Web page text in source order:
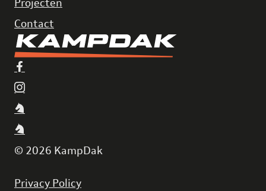
Projecten
Contact
© 2026 KampDak
Privacy Policy